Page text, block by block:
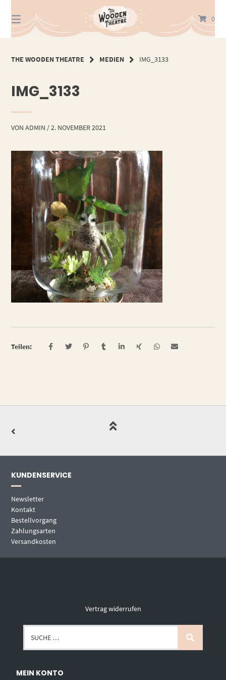
zum
Inhalt
0
THE WOODEN THEATRE MEDIEN IMG_3133
IMG_3133
VONADMIN /2. NOVEMBER 2021
Teilen:
KUNDENSERVICE
Newsletter
Kontakt
Bestellvorgang
Zahlungsarten
Versandkosten
Vertrag widerrufen
MEIN KONTO